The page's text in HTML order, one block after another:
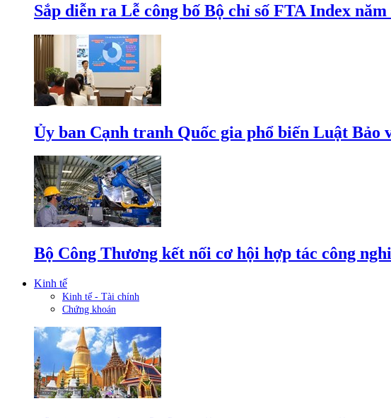
Sắp diễn ra Lễ công bố Bộ chỉ số FTA Index năm
Ủy ban Cạnh tranh Quốc gia phổ biến Luật Bảo
Bộ Công Thương kết nối cơ hội hợp tác công
Kinh tế
Kinh tế - Tài chính
Chứng khoán